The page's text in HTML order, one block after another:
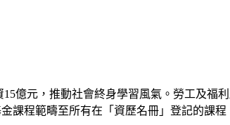
億元，推動社會終身學習風氣。勞工及福
課程範疇至所有在「資歷名冊」登記的課程